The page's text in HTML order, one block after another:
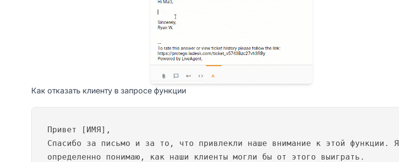
Как отказать клиенту в запросе функции
Привет [ИМЯ],
Спасибо за письмо и за то, что привлекли наше внимание к этой функции. Я
определенно понимаю, как наши клиенты могли бы от этого выиграть.